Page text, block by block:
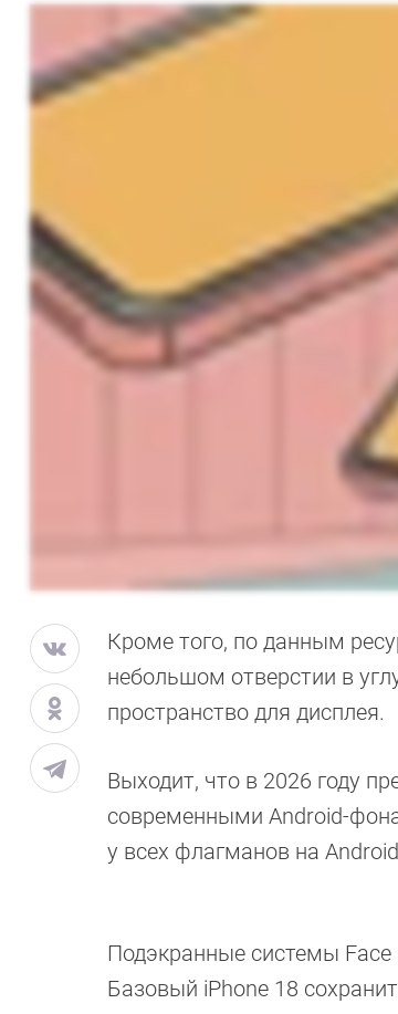
Кроме того, по данным
небольшом отверстии в
пространство для дисплея.
Выходит, что в 2026 году
современными Android-
у всех флагманов на
Подэкранные системы Face
Базовый iPhone 18